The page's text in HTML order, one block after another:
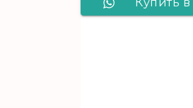
Купить в